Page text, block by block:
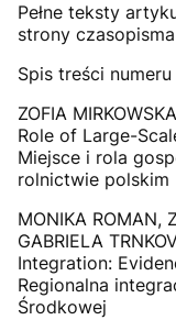
Pełne teksty
strony czasopisma
Spis treści numeru
ZOFIA
Role of Large-
Miejsce i rola
rolnictwie polskim
MONIKA ROMAN,
GABRIELA
Integration:
Regionalna
Środkowej